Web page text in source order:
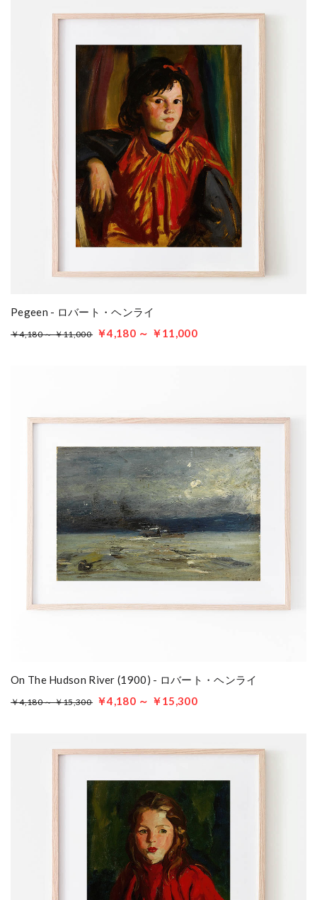
Pegeen - ロバート・ヘンライ
￥4,180 ～ ￥11,000 ￥4,180 ～ ￥11,000
On The Hudson River (1900) - ロバート・ヘンライ
￥4,180 ～ ￥15,300 ￥4,180 ～ ￥15,300